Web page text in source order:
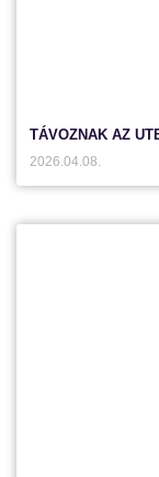
TÁVOZNAK AZ
2026.04.08.